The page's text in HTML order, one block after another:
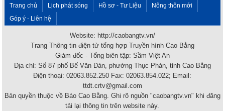
Trang chủ Lịch phát sóng Hồ sơ - Tư Liệu
Nông thôn mới
Góp ý - Liên hệ
Website: http://caobangtv.vn/
Trang Thông tin điện tử tổng hợp Truyền hình Cao Bằng
Giám đốc - Tổng biên tập: Sầm Việt An
Địa chỉ: Số 87 phố Bế Văn Đàn, phường Thục Phán, tỉnh Cao Bằng
Điện thoại: 02063.852.250 Fax: 02063.854.022; Email:
ttdt.crtv@gmail.com
Bản quyền thuộc về Báo Cao Bằng. Ghi rõ nguồn "caobangtv.vn" khi đăng
tải lại thông tin trên website này.